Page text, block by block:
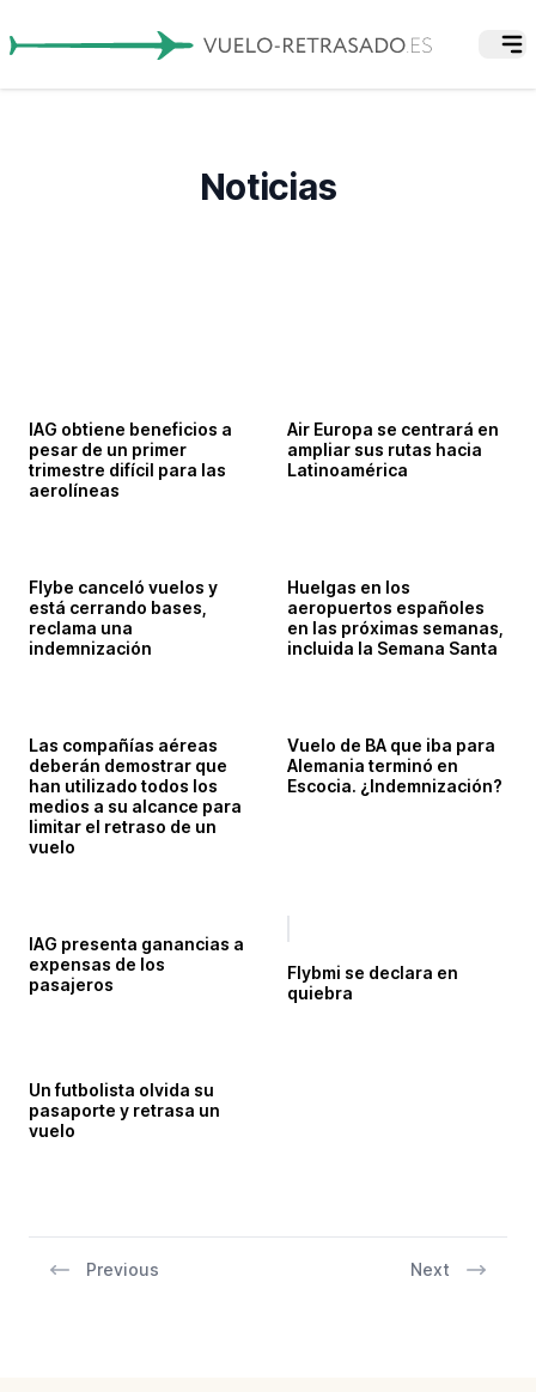
Noticias
y cancelará vuelos en todo
un programa para evitar el
IAG obtiene beneficios a
pesar de un primer
trimestre difícil para las
aerolíneas
Air Europa se centrará en
ampliar sus rutas hacia
Latinoamérica
Flybe canceló vuelos y
está cerrando bases,
reclama una
indemnización
Huelgas en los
aeropuertos españoles
en las próximas semanas,
incluida la Semana Santa
Las compañías aéreas
deberán demostrar que
han utilizado todos los
medios a su alcance para
limitar el retraso de un
vuelo
Vuelo de BA que iba para
Alemania terminó en
Escocia. ¿Indemnización?
IAG presenta ganancias a
expensas de los
pasajeros
Flybmi se declara en
quiebra
Un futbolista olvida su
pasaporte y retrasa un
vuelo
Previous Next